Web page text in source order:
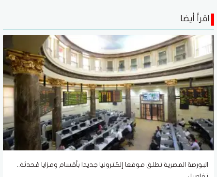
اقرأ أيضا
البورصة المصرية تطلق موقعا إلكترونيا جديدا بأقسام ومزايا مُحدثة..